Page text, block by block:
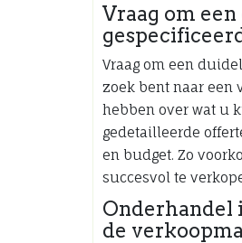
Vraag om
Vraag om een
zoek bent naar een
hebben over wat u
gedetailleerde
en budget. Zo
succesvol te
Onderhandel
de